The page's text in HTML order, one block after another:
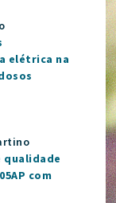
elétrica na
com